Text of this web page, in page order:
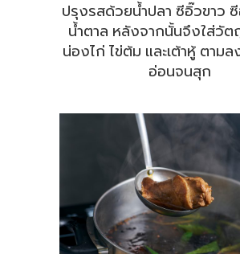
ปรุงรสด้วยน้ำปลา ซีอิ๊วขาว
น้ำตาล หลังจากนั้นจึงใส่วั
น่องไก่ ไข่ต้ม และเต้าหู้ ตาม
อ่อนจนสุก